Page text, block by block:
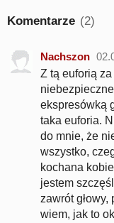
Komentarze (2)
Nachszon
Z tą euforią
ekspresówką
taka euforia.
do mnie, że
wszystko,
kochana
jestem
zawrót głowy,
wiem, jak to